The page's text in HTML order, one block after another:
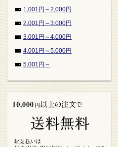
1,001円～2,000円
2,001円～3,000円
3,001円～4,000円
4,001円～5,000円
5,001円～